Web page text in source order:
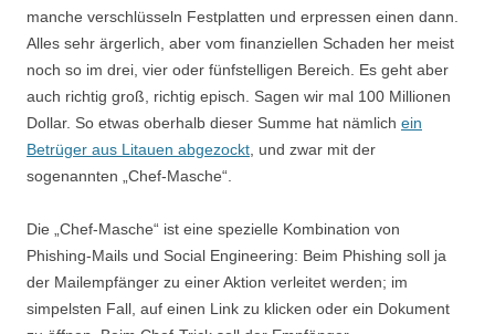
manche verschlüsseln Festplatten und erpressen einen dann.
Alles sehr ärgerlich, aber vom finanziellen Schaden her meist
noch so im drei, vier oder fünfstelligen Bereich. Es geht aber
auch richtig groß, richtig episch. Sagen wir mal 100 Millionen
Dollar. So etwas oberhalb dieser Summe hat nämlich ein
Betrüger aus Litauen abgezockt , und zwar mit der
sogenannten „Chef-Masche“.
Die „Chef-Masche“ ist eine spezielle Kombination von
Phishing-Mails und Social Engineering: Beim Phishing soll ja
der Mailempfänger zu einer Aktion verleitet werden; im
simpelsten Fall, auf einen Link zu klicken oder ein Dokument